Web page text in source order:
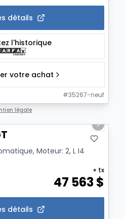
détails
l'historique
votre achat
#35267-neuf
légale
Next
Moteur: 2, L I4
47 563$
+ tx
détails